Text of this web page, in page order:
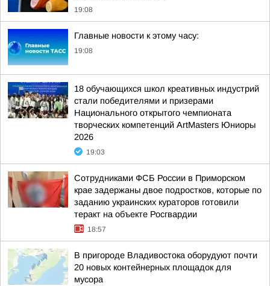
19:08
Главные новости к этому часу:
19:08
18 обучающихся школ креативных индустрий
стали победителями и призерами
Национального открытого чемпионата
творческих компетенций ArtMasters Юниоры
2026
19:03
Сотрудниками ФСБ России в Приморском
крае задержаны двое подростков, которые по
заданию украинских кураторов готовили
теракт на объекте Росгвардии
18:57
В пригороде Владивостока оборудуют почти
20 новых контейнерных площадок для
мусора